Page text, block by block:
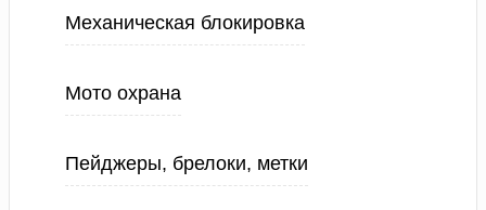
Механическая блокировка
Мото охрана
Пейджеры, брелоки, метки